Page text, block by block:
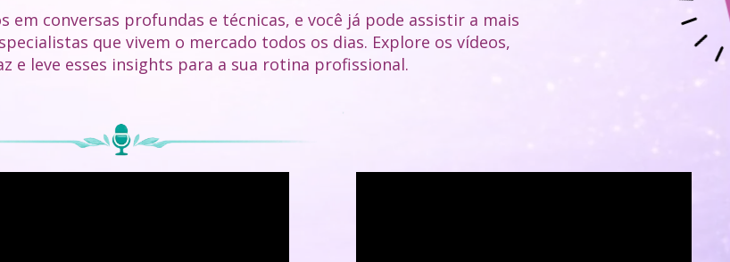
em conversas profundas e técnicas, e você já pode assistir a mais
que vivem o mercado todos os dias. Explore os vídeos,
e leve esses insights para a sua rotina profissional.